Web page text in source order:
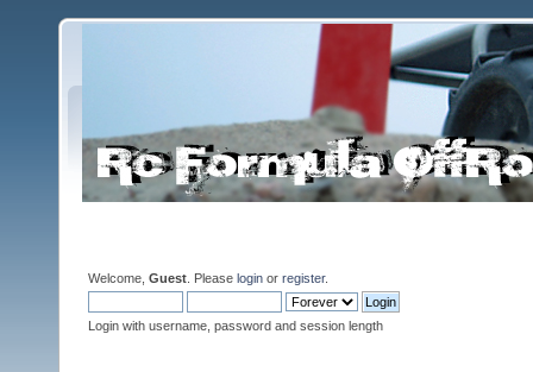
Welcome, Guest . Please login or register.
Login with username, password and session length